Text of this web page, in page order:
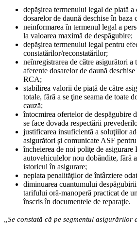
depăşirea termenului legal de plată
dosarelor de daună deschise în
neinformarea în termenul legal a
la valoarea maximă de despăgubire;
depăşirea termenului legal pentru
constatărilor/reconstatărilor;
neînregistrarea de către asigurători
aferente dosarelor de daună
RCA;
stabilirea valorii de piaţă de către
totale, fără a se ţine seama de toate
cauză;
întocmirea ofertelor de despăgubire
se face dovada respectării
justificarea insuficientă a soluţiilor
asigurători şi comunicate ASF
încheierea de noi poliţe de asigurare
autovehiculelor nou dobândite, fără
istoricul în asigurare;
neplata penalităţilor de întârziere
diminuarea cuantumului
tarifului oră-manoperă practicat de
înscris în documentele de reparaţie.
„Se constată că pe segmentul asigurărilor